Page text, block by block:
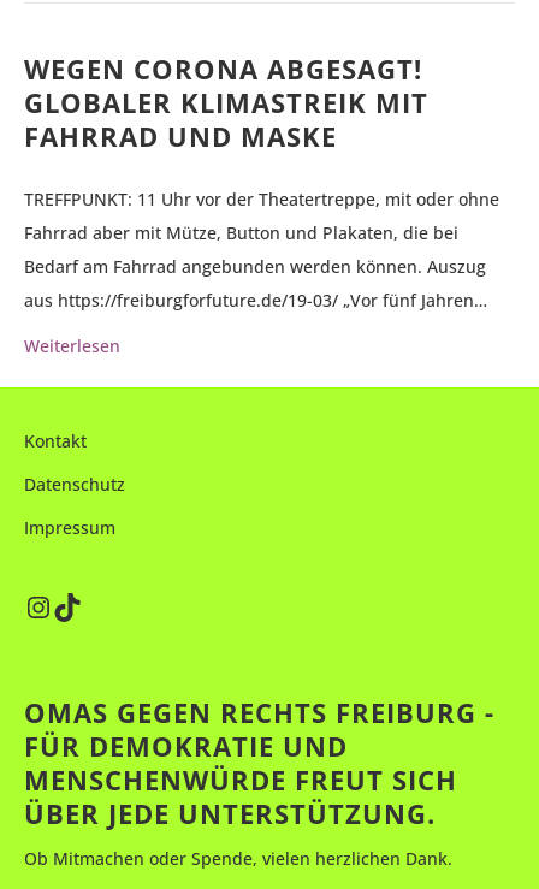
WEGEN CORONA ABGESAGT!
GLOBALER KLIMASTREIK MIT
FAHRRAD UND MASKE
TREFFPUNKT: 11 Uhr vor der Theatertreppe, mit oder ohne
Fahrrad aber mit Mütze, Button und Plakaten, die bei
Bedarf am Fahrrad angebunden werden können. Auszug
aus https://freiburgforfuture.de/19-03/ „Vor fünf Jahren…
Weiterlesen
Kontakt
Datenschutz
Impressum
Instagram
TikTok
OMAS GEGEN RECHTS FREIBURG -
FÜR DEMOKRATIE UND
MENSCHENWÜRDE FREUT SICH
ÜBER JEDE UNTERSTÜTZUNG.
Ob Mitmachen oder Spende, vielen herzlichen Dank.